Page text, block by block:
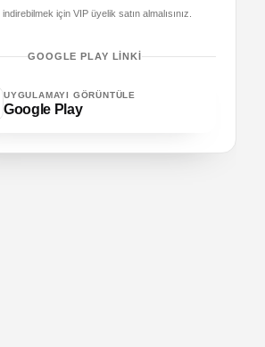
için VIP üyelik satın almalısınız.
GOOGLE PLAY LINKI
UYGULAMAYI GÖRÜNTÜLE
Google Play